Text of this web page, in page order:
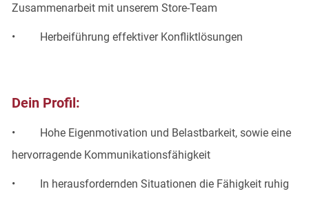
Zusammenarbeit mit unserem Store-Team
• Herbeiführung effektiver Konfliktlösungen
Dein Profil:
• Hohe Eigenmotivation und Belastbarkeit, sowie eine
hervorragende Kommunikationsfähigkeit
• In herausfordernden Situationen die Fähigkeit ruhig